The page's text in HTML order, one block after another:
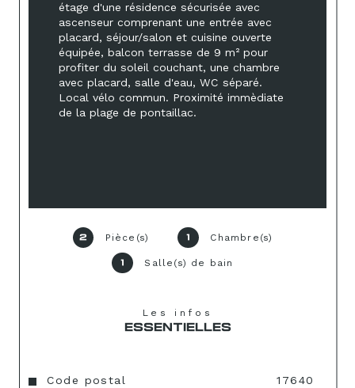
2 Pièce(s) 1 Chambre(s)
1 Salle(s) de bain
Les infos
ESSENTIELLES
Caractéristiques Valeurs
Code postal 17640
étage d'une résidence sécurisée avec
ascenseur comprenant une entrée avec
placard, séjour/salon et cuisine ouverte
équipée, balcon terrasse de 9 m² pour
profiter du soleil couchant, une chambre
avec placard, salle d'eau, WC séparé.
Local vélo commun. Proximité immèdiate
de la plage de pontaillac.